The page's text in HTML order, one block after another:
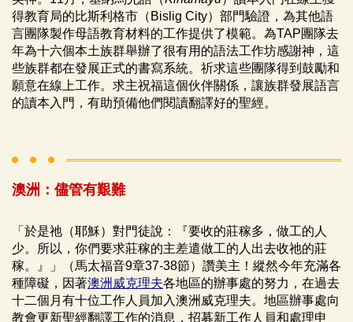
得教育局的比斯利格市（Bislig City）部門驗證，為其他語
言團隊製作母語教育材料的工作提供了模範。為TAP團隊去
年為十六個本土族群舉辦了很有用的語法工作坊感謝神，這
些族群都在發展正式的書寫系統。祈求這些團隊得到鼓勵和
願意在線上工作。求主祝福這個伙伴關係，讓族群發展語言
的讀本入門，有助預備他們閱讀翻譯好的聖經。
澳洲：儘管有艱難
「於是祂（耶穌）對門徒說：『要收的莊稼多，做工的人
少。所以，你們要求莊稼的主差遣做工的人出去收祂的莊
稼。』」（馬太福音9章37-38節）讚美主！縱然今年充滿各
種障礙，因著澳洲威克理夫各地區的辦事處的努力，在過去
十二個月有十位工作人員加入澳洲威克理夫。地區辦事處向
教會更新聖經翻譯工作的消息，招募新工作人員和處理申